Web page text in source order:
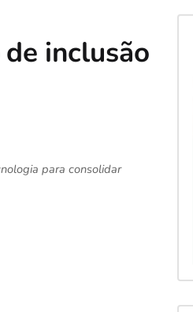
inclusão
para consolidar